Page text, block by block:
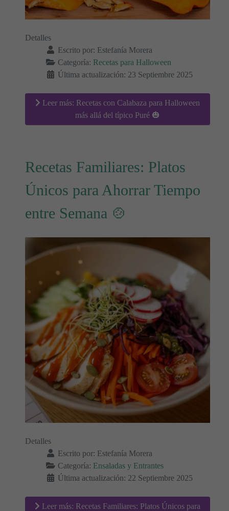
Detalles
Escrito por: Estefanía Morera
Categoría: Recetas para Halloween
Última actualización: 23 Septiembre 2025
Leer más: Recetas con Calabaza para Halloween
más allá del típico Puré 🎃
Recetas Familiares: Platos
Únicos para Ahorrar Tiempo
entre Semana 🍲
Detalles
Escrito por: Estefanía Morera
Categoría: Ensaladas y Entrantes
Última actualización: 22 Septiembre 2025
Leer más: Recetas Familiares: Platos Únicos para